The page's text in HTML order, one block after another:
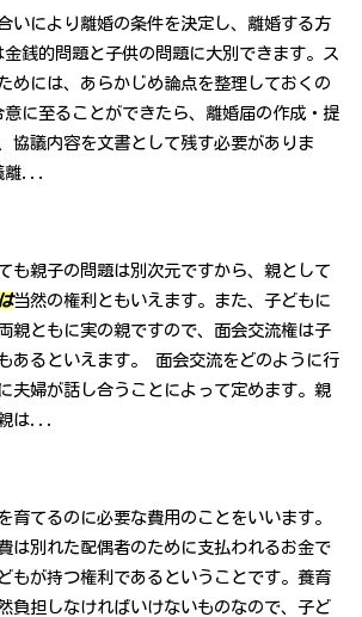
いにより離婚の条件を決定し、離婚する方
銭的問題と子供の問題に大別できます。ス
めには、あらかじめ論点を整理しておくの
に至ることができたら、離婚届の作成・提
協議内容を文書として残す必要がありま
離...
も親子の問題は別次元ですから、親として
当然の権利ともいえます。また、子どもに
親ともに実の親ですので、面会交流権は子
あるといえます。 面会交流をどのように行
夫婦が話し合うことによって定めます。親
は...
育てるのに必要な費用のことをいいます。
は別れた配偶者のために支払われるお金で
もが持つ権利であるということです。養育
負担しなければいけないものなので、子ど